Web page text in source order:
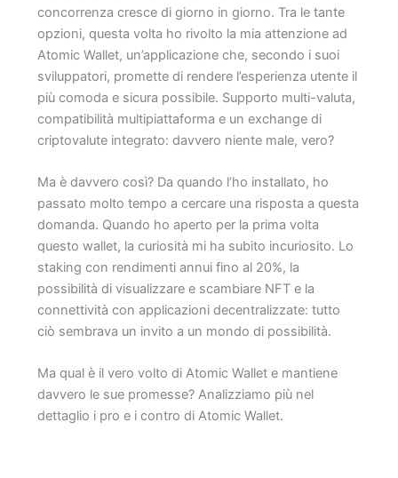
concorrenza cresce di giorno in giorno. Tra le tante
opzioni, questa volta ho rivolto la mia attenzione ad
Atomic Wallet, un’applicazione che, secondo i suoi
sviluppatori, promette di rendere l’esperienza utente il
più comoda e sicura possibile. Supporto multi-valuta,
compatibilità multipiattaforma e un exchange di
criptovalute integrato: davvero niente male, vero?
Ma è davvero così? Da quando l’ho installato, ho
passato molto tempo a cercare una risposta a questa
domanda. Quando ho aperto per la prima volta
questo wallet, la curiosità mi ha subito incuriosito. Lo
staking con rendimenti annui fino al 20%, la
possibilità di visualizzare e scambiare NFT e la
connettività con applicazioni decentralizzate: tutto
ciò sembrava un invito a un mondo di possibilità.
Ma qual è il vero volto di Atomic Wallet e mantiene
davvero le sue promesse? Analizziamo più nel
dettaglio i pro e i contro di Atomic Wallet.